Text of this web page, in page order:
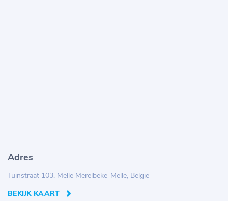
Adres
Tuinstraat 103, Melle Merelbeke-Melle, België
BEKIJK KAART